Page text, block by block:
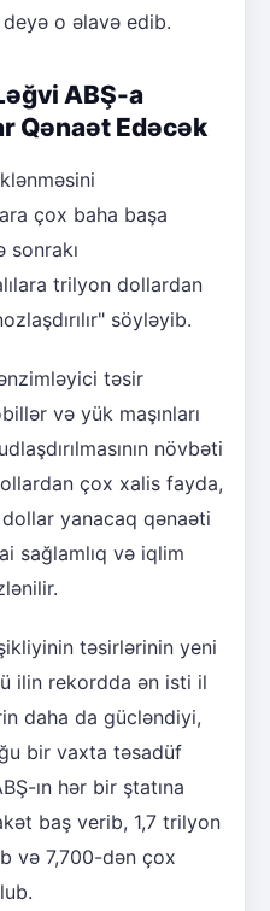
o əlavə edib.
ABŞ-a
Qənaət Edəcək
çox baha başa
trilyon dollardan
söyləyib.
təsir
və yük maşınları
növbəti
çox xalis fayda,
yanacaq qənaəti
sağlamlıq və iqlim
təsirlərinin yeni
ilin rekordda ən isti il
daha da gücləndiyi,
bir vaxta təsadüf
ın hər bir ştatına
baş verib, 1,7 trilyon
və 7,700-dən çox